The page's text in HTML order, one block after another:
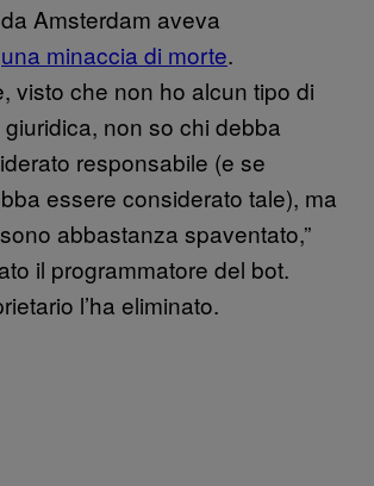
Amsterdam aveva
una minaccia di morte.
visto che non ho alcun tipo di
non so chi debba
responsabile (e se
essere considerato tale), ma
abbastanza spaventato,”
il programmatore del bot.
l’ha eliminato.